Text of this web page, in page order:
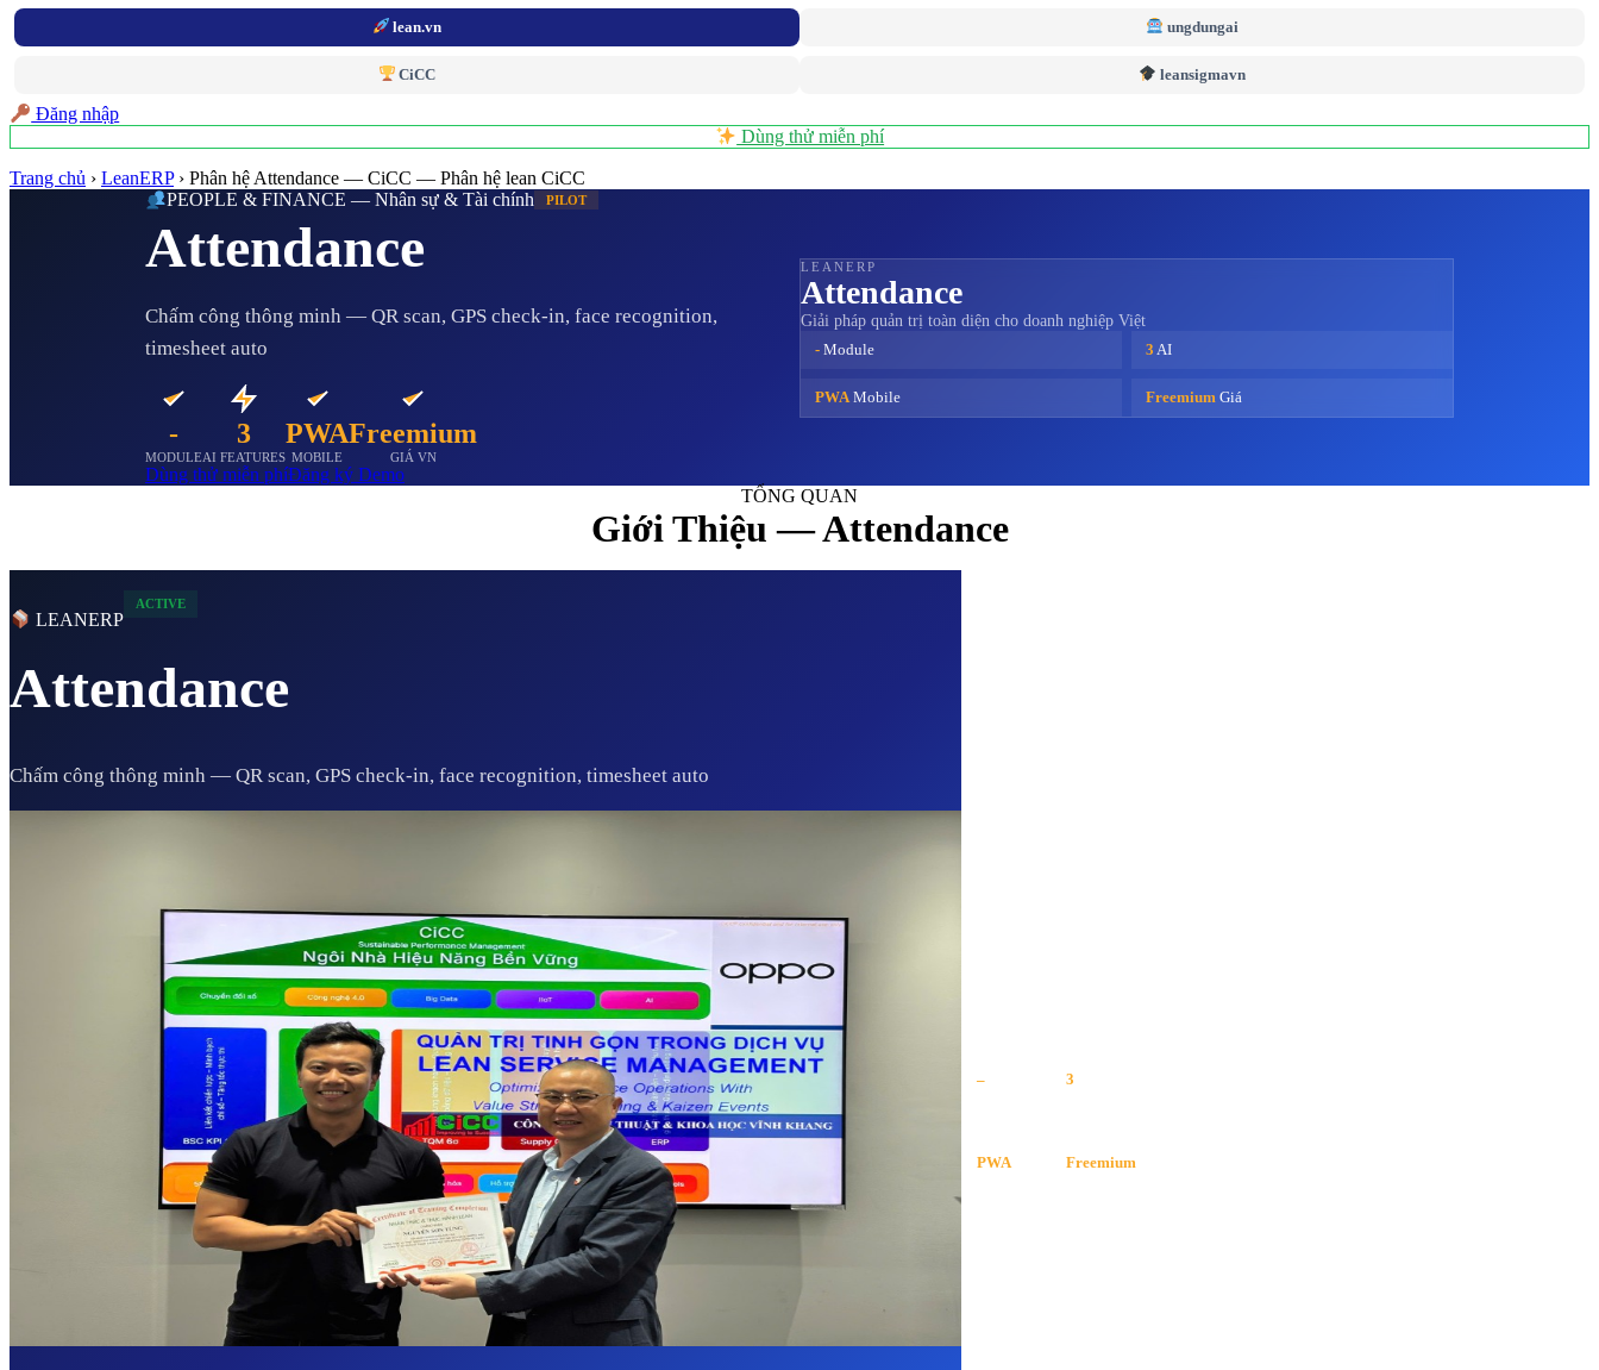
lean.vn ungdungai
CiCC leansigmavn
Đăng nhập
Dùng thử miễn phí
Trang chủ › LeanERP › Phân hệ Attendance — CiCC — Phân hệ lean CiCC
PEOPLE & FINANCE — Nhân sự & Tài chính
PILOT
Attendance
Chấm công thông minh — QR scan, GPS check-in, face recognition,
timesheet auto
-
MODULE
3
AI FEATURES
PWA
MOBILE
Freemium
GIÁ VN
Dùng thử miễn phíĐăng ký Demo
LEANERP
Attendance
Giải pháp quản trị toàn diện cho doanh nghiệp Việt
- Module 3 AI
PWA Mobile Freemium Giá
TỔNG QUAN
Giới Thiệu — Attendance
LEANERP
ACTIVE
Attendance
Chấm công thông minh — QR scan, GPS check-in, face recognition, timesheet auto
–
3
PWA
Freemium